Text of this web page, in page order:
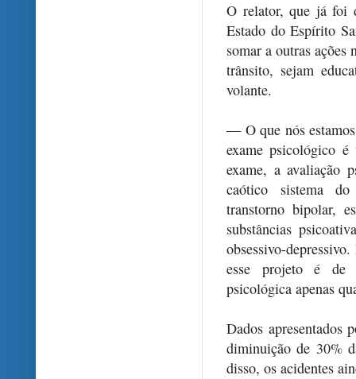
O relator, que já foi
Estado do Espírito
somar a outras ações
trânsito, sejam
volante.
— O que nós
exame psicológico
exame, a avaliação
caótico sistema
transtorno bipolar,
substâncias
obsessivo-
esse projeto é de
psicológica apenas
Dados apresentados
diminuição de 30%
disso, os acidentes